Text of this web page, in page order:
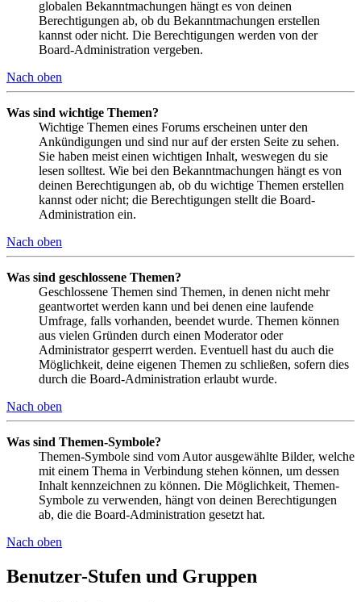
globalen Bekanntmachungen hängt es von deinen
Berechtigungen ab, ob du Bekanntmachungen erstellen
kannst oder nicht. Die Berechtigungen werden von der
Board-Administration vergeben.
Nach oben
Was sind wichtige Themen?
Wichtige Themen eines Forums erscheinen unter den
Ankündigungen und sind nur auf der ersten Seite zu sehen.
Sie haben meist einen wichtigen Inhalt, weswegen du sie
lesen solltest. Wie bei den Bekanntmachungen hängt es von
deinen Berechtigungen ab, ob du wichtige Themen erstellen
kannst oder nicht; die Berechtigungen stellt die Board-
Administration ein.
Nach oben
Was sind geschlossene Themen?
Geschlossene Themen sind Themen, in denen nicht mehr
geantwortet werden kann und bei denen eine laufende
Umfrage, falls vorhanden, beendet wurde. Themen können
aus vielen Gründen durch einen Moderator oder
Administrator gesperrt werden. Eventuell hast du auch die
Möglichkeit, deine eigenen Themen zu schließen, sofern dies
durch die Board-Administration erlaubt wurde.
Nach oben
Was sind Themen-Symbole?
Themen-Symbole sind vom Autor ausgewählte Bilder, welche
mit einem Thema in Verbindung stehen können, um dessen
Inhalt kennzeichnen zu können. Die Möglichkeit, Themen-
Symbole zu verwenden, hängt von deinen Berechtigungen
ab, die die Board-Administration gesetzt hat.
Nach oben
Benutzer-Stufen und Gruppen